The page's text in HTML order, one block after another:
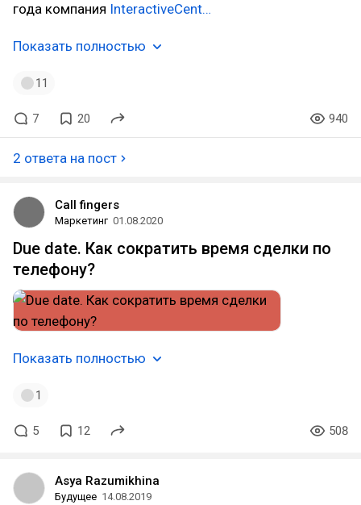
года компания InteractiveCent…
Показать полностью
11
7 20 940
2 ответа на пост
Call fingers
Маркетинг 01.08.2020
Due date. Как сократить время сделки по
телефону?
Показать полностью
1
5 12 508
Asya Razumikhina
Будущее 14.08.2019